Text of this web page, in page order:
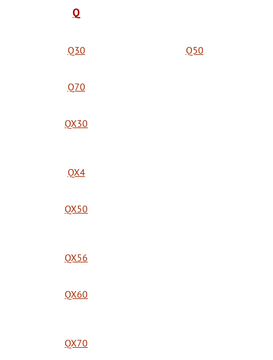
Q
Q30 Q50
Q70
QX30
QX4
QX50
QX56
QX60
QX70